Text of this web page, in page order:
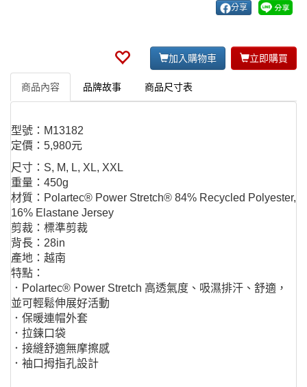
分享
加入購物車 立即購買
商品內容 品牌故事 商品尺寸表
型號：M13182
定價：5,980元
尺寸：S, M, L, XL, XXL
重量：450g
材質：Polartec® Power Stretch® 84% Recycled Polyester,
16% Elastane Jersey
剪裁：標準剪裁
背長：28in
產地：越南
特點：
．Polartec® Power Stretch 高透氣度、吸濕排汗、舒適，
並可輕鬆伸展好活動
．保暖連帽外套
．拉鍊口袋
．接縫舒適無摩擦感
．袖口拇指孔設計